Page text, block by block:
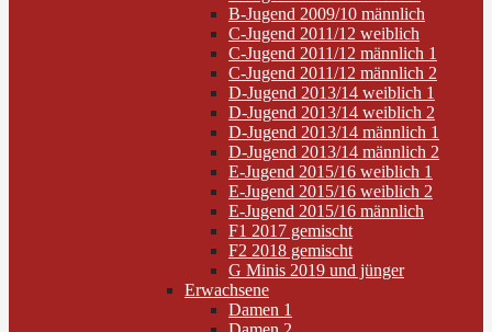
B-Jugend 2009/10 männlich
C-Jugend 2011/12 weiblich
C-Jugend 2011/12 männlich 1
C-Jugend 2011/12 männlich 2
D-Jugend 2013/14 weiblich 1
D-Jugend 2013/14 weiblich 2
D-Jugend 2013/14 männlich 1
D-Jugend 2013/14 männlich 2
E-Jugend 2015/16 weiblich 1
E-Jugend 2015/16 weiblich 2
E-Jugend 2015/16 männlich
F1 2017 gemischt
F2 2018 gemischt
G Minis 2019 und jünger
Erwachsene
Damen 1